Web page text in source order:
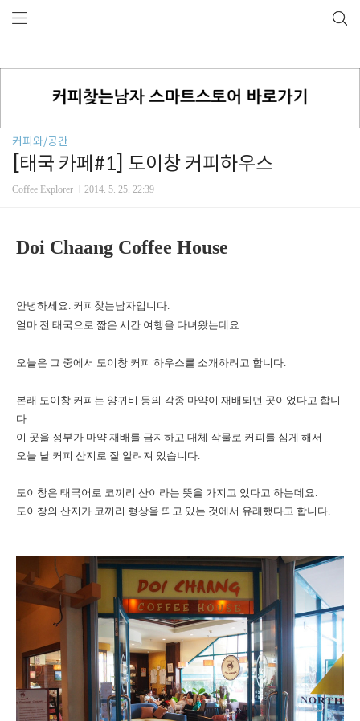
커피와/공간
[태국 카페#1] 도이창 커피하우스
Coffee Explorer 2014. 5. 25. 22:39
Doi Chaang Coffee House
안녕하세요. 커피찾는남자입니다.
얼마 전 태국으로 짧은 시간 여행을 다녀왔는데요.
오늘은 그 중에서 도이창 커피 하우스를 소개하려고 합니다.
본래 도이창 커피는 양귀비 등의 각종 마약이 재배되던 곳이었다고 합니
다.
이 곳을 정부가 마약 재배를 금지하고 대체 작물로 커피를 심게 해서
오늘 날 커피 산지로 잘 알려져 있습니다.
도이창은 태국어로 코끼리 산이라는 뜻을 가지고 있다고 하는데요.
도이창의 산지가 코끼리 형상을 띄고 있는 것에서 유래했다고 합니다.